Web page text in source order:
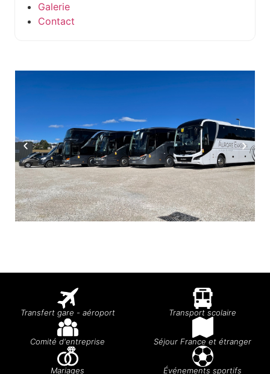
Galerie
Contact
Transfert gare - aéroport Transport scolaire
Comité d'entreprise Séjour France et étranger
Mariages Événements sportifs